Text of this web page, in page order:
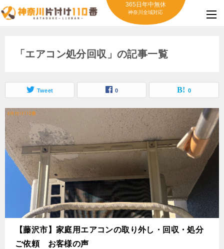
365日年中無休
神奈川全域対応
「エアコン処分回収」の記事一覧
Tweet 0 0
【藤沢市】家庭用エアコンの取り外し・回収・処分
ご依頼 お客様の声